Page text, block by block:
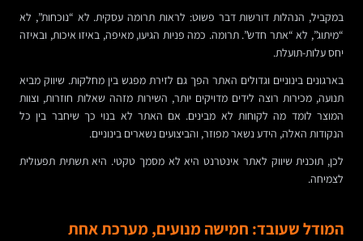
במקביל, הנהלות דורשות דבר פשוט: לראות תרומה עסקית. לא “נוכחות”, לא
“מיתוג”, לא “אתר חדש”. תרומה. כמה פניות הגיעו, מאיפה, באיזו איכות, ובאיזה
יחס עלות-תועלת.
בארגונים בינוניים וגדולים האתר הפך גם לזירת מפגש בין מחלקות. שיווק מביא
תנועה, מכירות רוצה לידים מדויקים יותר, השירות מזהה שאלות חוזרות, וצוות
המוצר לומד מה לקוחות לא מבינים. אם האתר לא בנוי כך שיחבר בין כל
הנקודות האלה, הידע נשאר מפוזר, והביצועים נשארים בינוניים.
לכן, תוכנית שיווק לאתר אינטרנט היא לא מסמך טקטי. היא תשתית תפעולית
לצמיחה.
המודל שעובד: חמישה מנועים, מערכת אחת